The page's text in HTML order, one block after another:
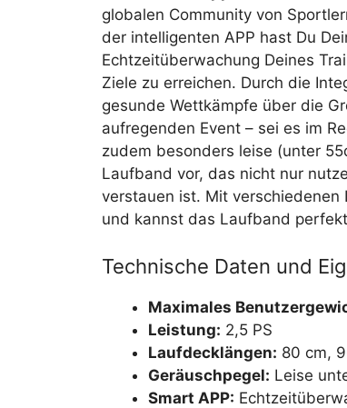
globalen Community von
der intelligenten APP hast Du
Echtzeitüberwachung Deines
Ziele zu erreichen. Durch die
gesunde Wettkämpfe über die
aufregenden Event – sei es im
zudem besonders leise (unter
Laufband vor, das nicht nur
verstauen ist. Mit verschiedenen
und kannst das Laufband
Technische Daten und
Maximales
Leistung: 2,5 PS
Laufdecklängen: 80 cm,
Geräuschpegel: Leise
Smart APP: